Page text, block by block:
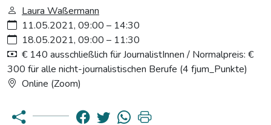
Laura Waßermann
11.05.2021, 09:00 – 14:30
18.05.2021, 09:00 – 11:30
€ 140 ausschließlich für JournalistInnen / Normalpreis: €
300 für alle nicht-journalistischen Berufe (4 fjum_Punkte)
Online (Zoom)